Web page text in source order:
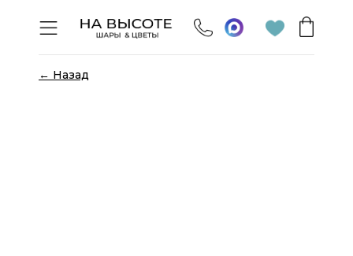
← Назад